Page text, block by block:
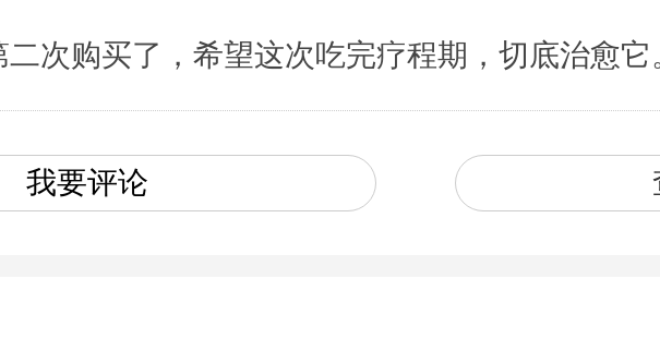
次购买了，希望这次吃完疗程期，切底治愈它
我要评论